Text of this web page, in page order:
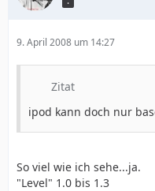
9. April 2008 um 14:27
Zitat
ipod kann doch nur
So viel wie ich sehe...ja.
"Level" 1.0 bis 1.3